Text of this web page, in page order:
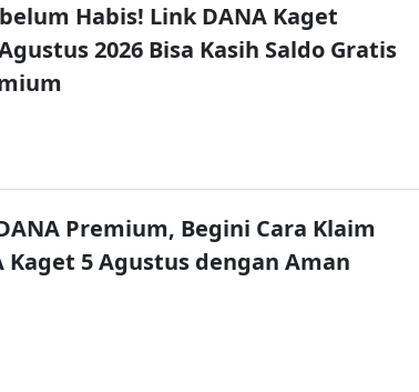
Habis! Link DANA Kaget
2026 Bisa Kasih Saldo Gratis
Premium, Begini Cara Klaim
Kaget 5 Agustus dengan Aman